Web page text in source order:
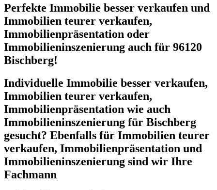
Perfekte Immobilie besser verkaufen und
Immobilien teurer verkaufen,
Immobilienpräsentation oder
Immobilieninszenierung auch für 96120
Bischberg!
Individuelle Immobilie besser verkaufen,
Immobilien teurer verkaufen,
Immobilienpräsentation wie auch
Immobilieninszenierung für Bischberg
gesucht? Ebenfalls für Immobilien teurer
verkaufen, Immobilienpräsentation und
Immobilieninszenierung sind wir Ihre
Fachmann